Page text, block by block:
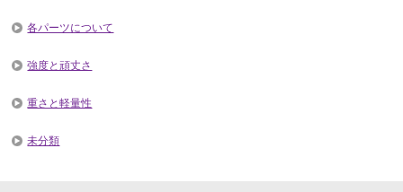
各パーツについて
強度と頑丈さ
重さと軽量性
未分類